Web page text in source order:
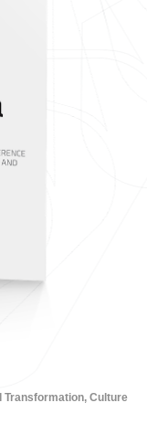
Transformation, Culture